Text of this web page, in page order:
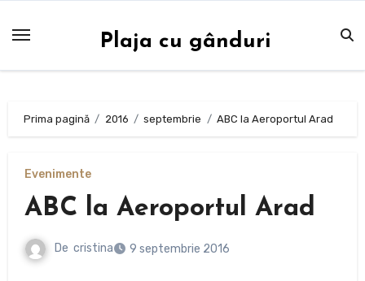
Plaja cu gânduri
Prima pagină 2016 septembrie ABC la Aeroportul Arad
Evenimente
ABC la Aeroportul Arad
De cristina 9 septembrie 2016